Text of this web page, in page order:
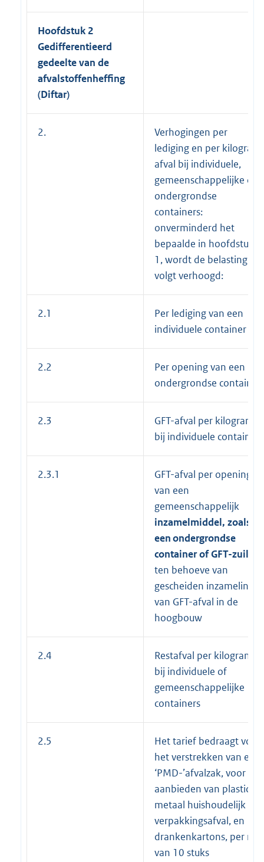
Hoofdstuk 2
Gedifferentieerd
gedeelte van de
afvalstoffenheffing
(Diftar)
2.
Verhogingen per
lediging en per kilogram
afval bij individuele,
gemeenschappelijke of
ondergrondse
containers:
onverminderd het
bepaalde in hoofdstuk
1, wordt de belasting als
volgt verhoogd:
2.1
Per lediging van een
individuele container
2.2
Per opening van een
ondergrondse container
2.3
GFT-afval per kilogram
bij individuele containers
2.3.1
GFT-afval per opening
van een
gemeenschappelijk
inzamelmiddel, zoals
eenondergrondse
container of GFT-zuil
ten behoeve van
gescheiden inzameling
van GFT-afval in de
hoogbouw
2.4
Restafval per kilogram
bij individuele of
gemeenschappelijke
containers
2.5
Het tarief bedraagt voor
het verstrekken van een
‘PMD-’afvalzak, voor het
aanbieden van plastic,
metaal huishoudelijk
verpakkingsafval, en
drankenkartons, per rol
van 10 stuks